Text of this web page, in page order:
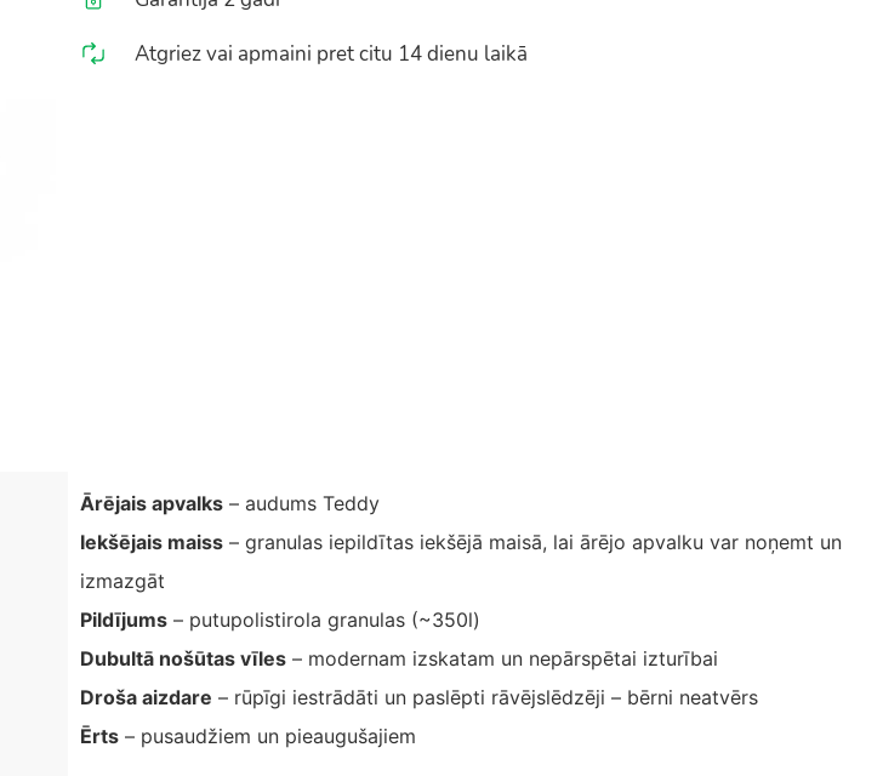
Atgriez vai apmaini pret citu 14 dienu laikā
Ārējais apvalks – audums Teddy
Iekšējais maiss – granulas iepildītas iekšējā maisā, lai ārējo apvalku var noņemt un
izmazgāt
Pildījums – putupolistirola granulas (~350l)
Dubultā nošūtas vīles – modernam izskatam un nepārspētai izturībai
Droša aizdare – rūpīgi iestrādāti un paslēpti rāvējslēdzēji – bērni neatvērs
Ērts – pusaudžiem un pieaugušajiem